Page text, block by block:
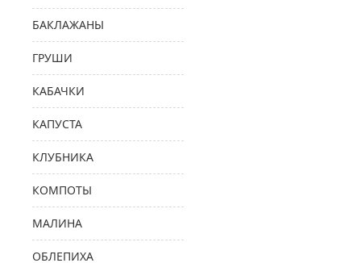
БАКЛАЖАНЫ
ГРУШИ
КАБАЧКИ
КАПУСТА
КЛУБНИКА
КОМПОТЫ
МАЛИНА
ОБЛЕПИХА